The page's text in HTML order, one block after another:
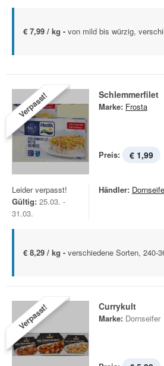
€ 7,99 / kg - von mild bis würzig,
Verpasst! Schlemmerfilet
Marke: Frosta
Preis: € 1,99
Leider verpasst!
Gültig: 25.03. -
31.03.
Händler:
€ 8,29 / kg - verschiedene Sorten, 240-
Verpasst! Currykult
Marke: Dornseifer